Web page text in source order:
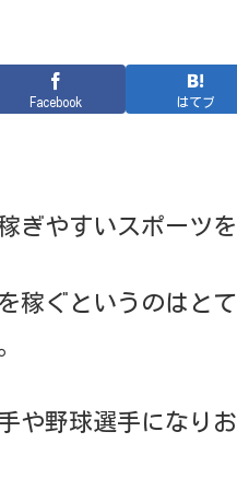
Facebook はてブ
ぎやすいスポーツ
稼ぐというのはと
や野球選手になり